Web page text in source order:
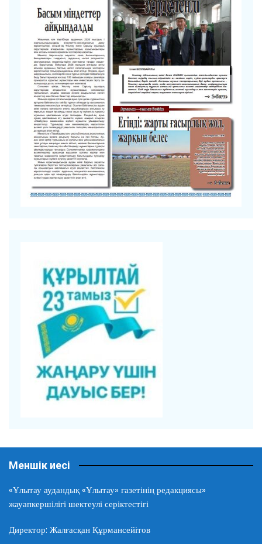
Меншік иесі
«Ұлытау аудандық «Ұлытау» газетінің редакциясы»
жауапкершілігі шектеулі серіктестігі
Директор: Жалғасқан Құрмансейітов